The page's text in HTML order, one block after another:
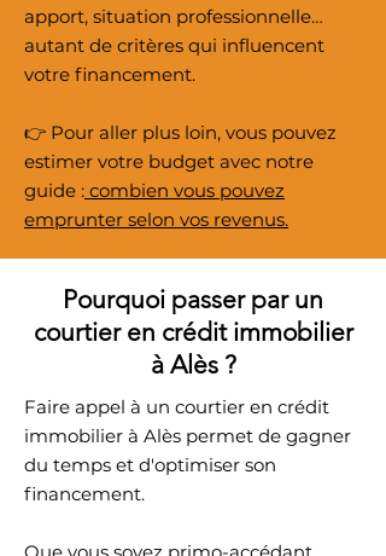
apport, situation professionnelle…
autant de critères qui influencent
votre financement.
👉 Pour aller plus loin, vous pouvez
estimer votre budget avec notre
guide : combien vous pouvez
emprunter selon vos revenus.
Pourquoi passer par un
courtier en crédit immobilier
à Alès ?
Faire appel à un courtier en crédit
immobilier à Alès permet de gagner
du temps et d'optimiser son
financement.